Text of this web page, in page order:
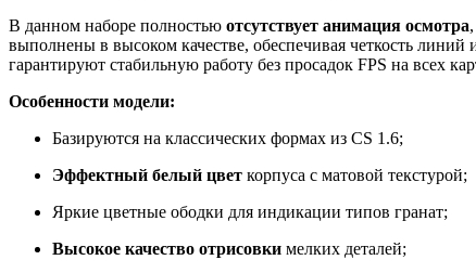
В данном наборе полностью отсутствует анимация осмотра
выполнены в высоком качестве, обеспечивая четкость линий
гарантируют стабильную работу без просадок FPS на всех
Особенности модели:
Базируются на классических формах из CS 1.6;
Эффектный белый цвет корпуса с матовой текстурой;
Яркие цветные ободки для индикации типов гранат;
Высокое качество отрисовки мелких деталей;